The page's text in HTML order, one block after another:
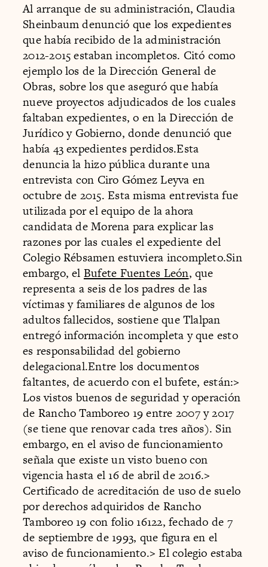
Al arranque de su administración, Claudia
Sheinbaum denunció que los expedientes
que había recibido de la administración
2012-2015 estaban incompletos. Citó como
ejemplo los de la Dirección General de
Obras, sobre los que aseguró que había
nueve proyectos adjudicados de los cuales
faltaban expedientes, o en la Dirección de
Jurídico y Gobierno, donde denunció que
había 43 expedientes perdidos.Esta
denuncia la hizo pública durante una
entrevista con Ciro Gómez Leyva en
octubre de 2015. Esta misma entrevista fue
utilizada por el equipo de la ahora
candidata de Morena para explicar las
razones por las cuales el expediente del
Colegio Rébsamen estuviera incompleto.Sin
embargo, el Bufete Fuentes León, que
representa a seis de los padres de las
víctimas y familiares de algunos de los
adultos fallecidos, sostiene que Tlalpan
entregó información incompleta y que esto
es responsabilidad del gobierno
delegacional.Entre los documentos
faltantes, de acuerdo con el bufete, están:>
Los vistos buenos de seguridad y operación
de Rancho Tamboreo 19 entre 2007 y 2017
(se tiene que renovar cada tres años). Sin
embargo, en el aviso de funcionamiento
señala que existe un visto bueno con
vigencia hasta el 16 de abril de 2016.>
Certificado de acreditación de uso de suelo
por derechos adquiridos de Rancho
Tamboreo 19 con folio 16122, fechado de 7
de septiembre de 1993, que figura en el
aviso de funcionamiento.> El colegio estaba